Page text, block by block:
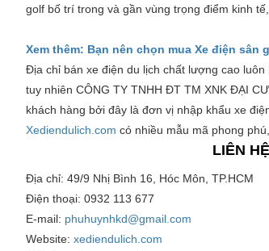
golf bố trí trong và gần vùng trọng điểm kinh
Xem thêm: Bạn nên chọn mua Xe điện
Địa chỉ bán xe điện du lịch chất lượng cao
tuy nhiên CÔNG TY TNHH ĐT TM XNK ĐẠI
khách hàng bởi đây là đơn vị nhập khẩu xe
Xediendulich.com có nhiều mẫu mã phong
LIÊN
Địa chỉ: 49/9 Nhị Bình 16, Hóc Môn, TP.HCM
Điện thoại: 0932 113 677
E-mail: phuhuynhkd@gmail.com
Website: xediendulich.com